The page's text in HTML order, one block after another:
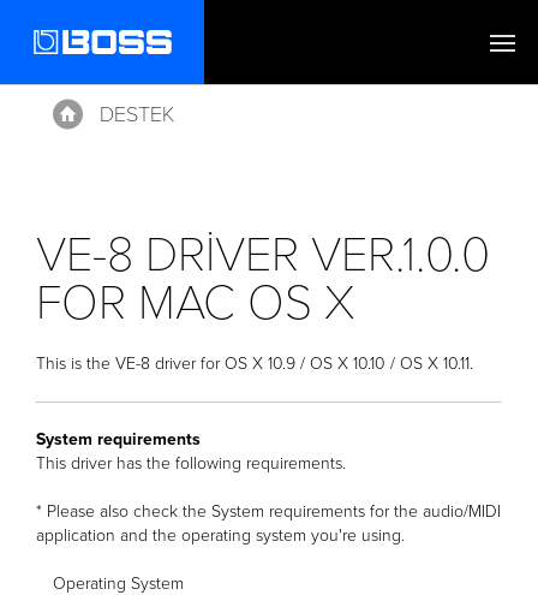
Home
DESTEK
VE-8 DRIVER VER.1.0.0
FOR MAC OS X
This is the VE-8 driver for OS X 10.9 / OS X 10.10 / OS X 10.11.
System requirements
This driver has the following requirements.
* Please also check the System requirements for the audio/MIDI
application and the operating system you're using.
Operating System